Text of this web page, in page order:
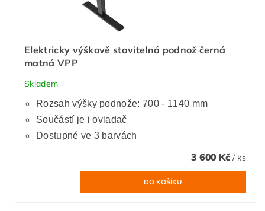
Elektricky výškově stavitelná podnož černá
matná VPP
Skladem
Rozsah výšky podnože: 700 - 1140 mm
Součástí je i ovladač
Dostupné ve 3 barvách
3 600 Kč / ks